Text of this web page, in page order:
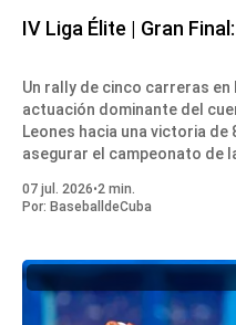
IV Liga Élite | Gran
Un rally de cinco carreras
actuación dominante del
Leones hacia una victoria de
asegurar el campeonato de
07 jul. 2026•2 min.
Por: BaseballdeCuba